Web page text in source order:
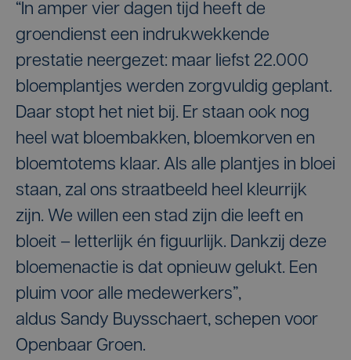
“In amper vier dagen tijd heeft de
groendienst een indrukwekkende
prestatie neergezet: maar liefst 22.000
bloemplantjes werden zorgvuldig geplant.
Daar stopt het niet bij. Er staan ook nog
heel wat bloembakken, bloemkorven en
bloemtotems klaar. Als alle plantjes in bloei
staan, zal ons straatbeeld heel kleurrijk
zijn. We willen een stad zijn die leeft en
bloeit – letterlijk én figuurlijk. Dankzij deze
bloemenactie is dat opnieuw gelukt. Een
pluim voor alle medewerkers”,
aldus Sandy Buysschaert, schepen voor
Openbaar Groen.